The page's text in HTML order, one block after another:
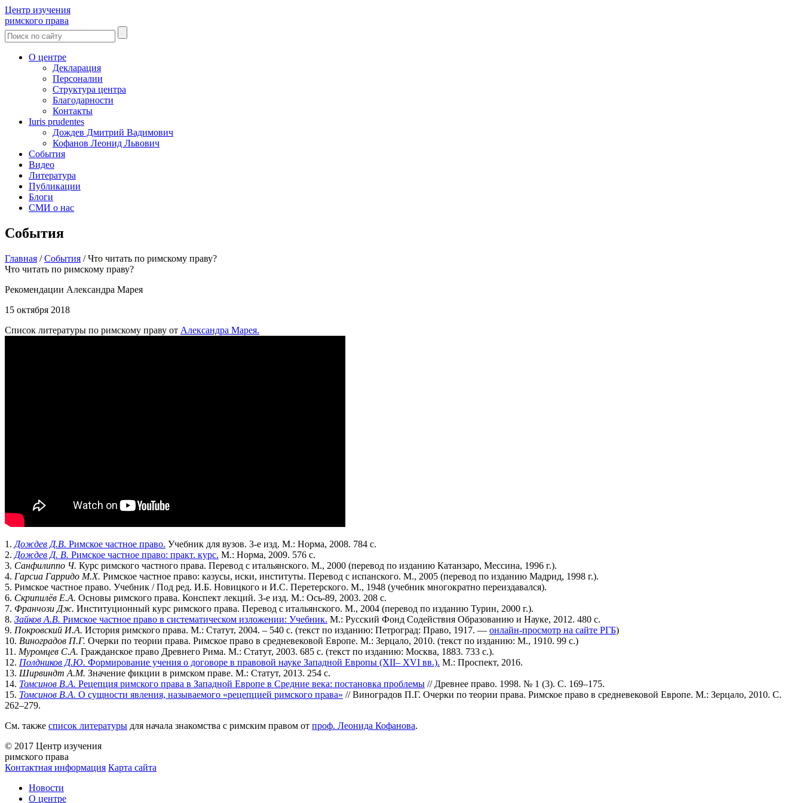
Центр изучения
римского права
О центре
Декларация
Персоналии
Структура центра
Благодарности
Контакты
Iuris prudentes
Дождев Дмитрий Вадимович
Кофанов Леонид Львович
События
Видео
Литература
Публикации
Блоги
СМИ о нас
События
Главная /События /Что читать по римскому праву?
Что читать по римскому праву?
Рекомендации Александра Марея
15 октября 2018
Список литературы по римскому праву от Александра Марея.
1. Дождев Д.В. Римcкое частное право. Учебник для вузов. 3-е изд. М.: Норма, 2008. 784 с.
2. Дождев Д. В. Римское частное право: практ. курс. М.: Норма, 2009. 576 с.
3. Санфилиппо Ч. Курс римского частного права. Перевод с итальянского. М., 2000 (перевод по изданию Катанзаро, Мессина, 1996 г.).
4. Гарсиа Гарридо М.Х. Римское частное право: казусы, иски, институты. Перевод с испанского. М., 2005 (перевод по изданию Мадрид, 1998 г.).
5. Римское частное право. Учебник / Под ред. И.Б. Новицкого и И.С. Перетерского. М., 1948 (учебник многократно переиздавался).
6. Скрипилёв Е.А. Основы римского права. Конспект лекций. 3-е изд. М.: Ось-89, 2003. 208 с.
7. Франчози Дж. Институционный курс римского права. Перевод с итальянского. М., 2004 (перевод по изданию Турин, 2000 г.).
8. Зайков А.В. Римское частное право в систематическом изложении: Учебник. М.: Русский Фонд Содействия Образованию и Науке, 2012. 480 с.
9. Покровский И.А. История римского права. М.: Статут, 2004. – 540 с. (текст по изданию: Петроград: Право, 1917. — онлайн-просмотр на сайте РГБ)
10. Виноградов П.Г. Очерки по теории права. Римское право в средневековой Европе. М.: Зерцало, 2010. (текст по изданию: М., 1910. 99 с.)
11. Муромцев С.А. Гражданское право Древнего Рима. М.: Статут, 2003. 685 с. (текст по изданию: Москва, 1883. 733 с.).
12. Полдников Д.Ю. Формирование учения о договоре в правовой науке Западной Европы (XII– XVI вв.). М.: Проспект, 2016.
13. Ширвиндт А.М. Значение фикции в римском праве. М.: Статут, 2013. 254 с.
14. Томсинов В.А. Рецепция римского права в Западной Европе в Средние века: постановка проблемы // Древнее право. 1998. № 1 (3). С. 169–175.
15. Томсинов В.А. О сущности явления, называемого «рецепцией римского права» // Виноградов П.Г. Очерки по теории права. Римское право в средневековой Европе. М.: Зерцало, 2010. С.
262–279.
См. также список литературы для начала знакомства с римским правом от проф. Леонида Кофанова.
© 2017 Центр изучения
римского права
Контактная информация Карта сайта
Новости
О центре